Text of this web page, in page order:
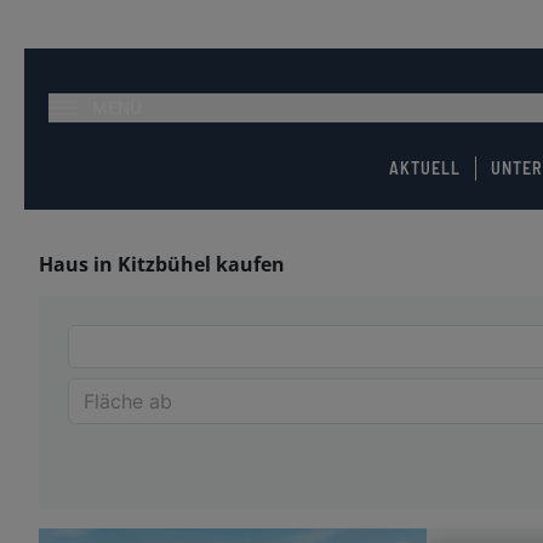
AKTUELL
Haus in Kitzbühel kaufen